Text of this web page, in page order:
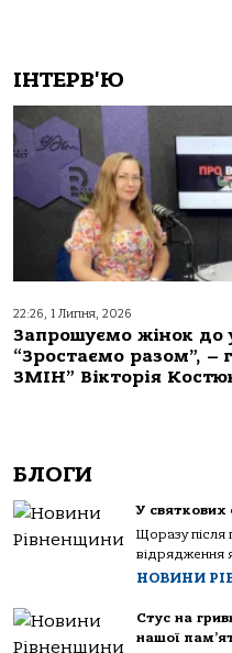
ІНТЕРВ'Ю
22:26, 1 Липня, 2026
Запрошуємо жінок до
“Зростаємо разом”, –
ЗМІН” Вікторія
БЛОГИ
У святкових
Щоразу після
відрядження
НОВИНИ
Стус на
нашої